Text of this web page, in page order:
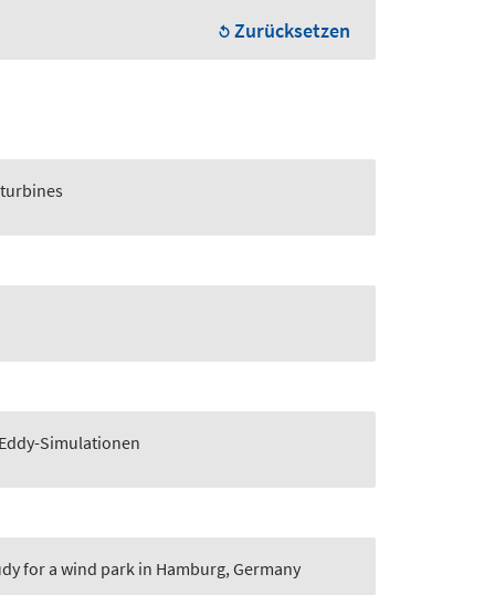
Zurücksetzen
Simulationen
for a wind park in Hamburg, Germany